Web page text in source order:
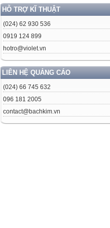
HỖ TRỢ KĨ THUẬT
(024) 62 930 536
0919 124 899
hotro@violet.vn
LIÊN HỆ QUẢNG CÁO
(024) 66 745 632
096 181 2005
contact@bachkim.vn